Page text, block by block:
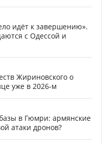
идёт к завершению».
с Одессой и
Жириновского о
уже в 2026-м
в Гюмри: армянские
атаки дронов?